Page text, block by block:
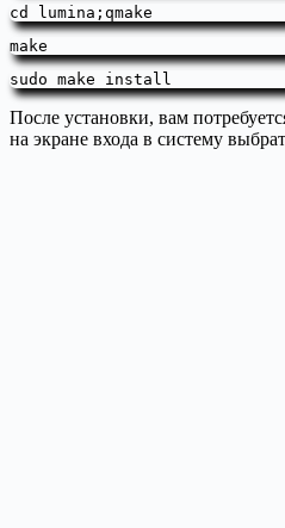
cd lumina;qmake
make
sudo make install
После установки, вам
на экране входа в систему